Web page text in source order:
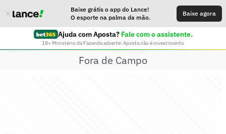
Baixe grátis o app do Lance!
O esporte na palma da mão.
Baixe agora
Ajuda com Aposta? Fale com o assistente.
18+ Ministério da Fazenda adverte: Aposta não é investimento
Fora de Campo